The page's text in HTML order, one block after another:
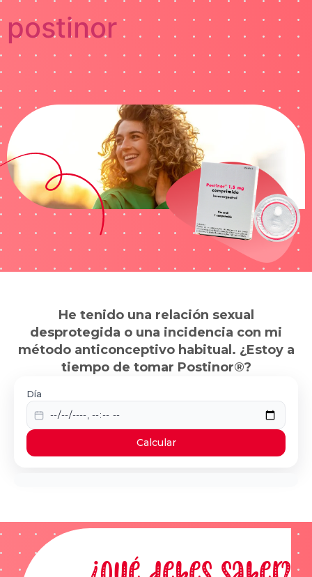
postinor
He tenido una relación sexual
desprotegida o una incidencia con mi
método anticonceptivo habitual. ¿Estoy a
tiempo de tomar Postinor®?
Día
Calcular